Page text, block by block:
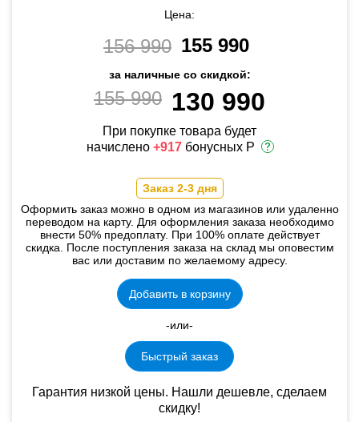
Цена:
156 990 155 990
за наличные со скидкой:
155 990 130 990
При покупке товара будет
начислено +917 бонусных Р
Заказ 2-3 дня
Оформить заказ можно в одном из магазинов или удаленно
переводом на карту. Для оформления заказа необходимо
внести 50% предоплату. При 100% оплате действует
скидка. После поступления заказа на склад мы оповестим
вас или доставим по желаемому адресу.
Добавить в корзину
-или-
Быстрый заказ
Гарантия низкой цены. Нашли дешевле, сделаем
скидку!